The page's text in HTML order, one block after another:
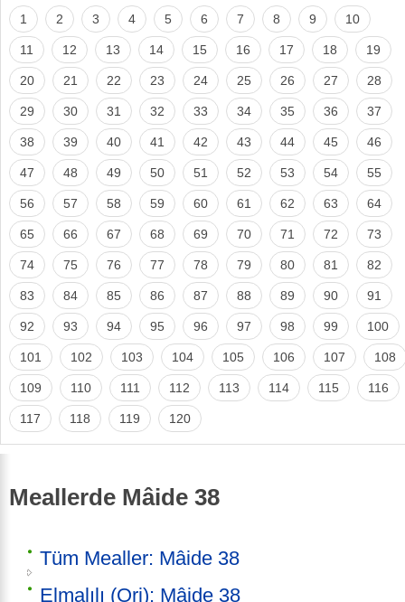
1 2 3 4 5 6 7 8 9 10
11 12 13 14 15 16 17 18 19
20 21 22 23 24 25 26 27 28
29 30 31 32 33 34 35 36 37
38 39 40 41 42 43 44 45 46
47 48 49 50 51 52 53 54 55
56 57 58 59 60 61 62 63 64
65 66 67 68 69 70 71 72 73
74 75 76 77 78 79 80 81 82
83 84 85 86 87 88 89 90 91
92 93 94 95 96 97 98 99 100
101 102 103 104 105 106 107 108
109 110 111 112 113 114 115 116
117 118 119 120
Meallerde Mâide 38
Tüm Mealler: Mâide 38
Elmalılı (Orj): Mâide 38